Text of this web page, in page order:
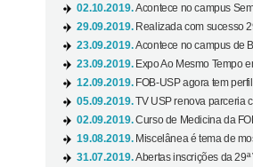
02.10.2019.Acontece no campus
29.09.2019. Realizada com sucesso
23.09.2019.Acontece no campus de
23.09.2019. Expo Ao Mesmo Tempo
12.09.2019. FOB-USP agora tem
05.09.2019.TV USP renova parceria
02.09.2019.Curso de Medicina da
19.08.2019. Miscelânea é tema de
31.07.2019.Abertas inscrições da 29ª